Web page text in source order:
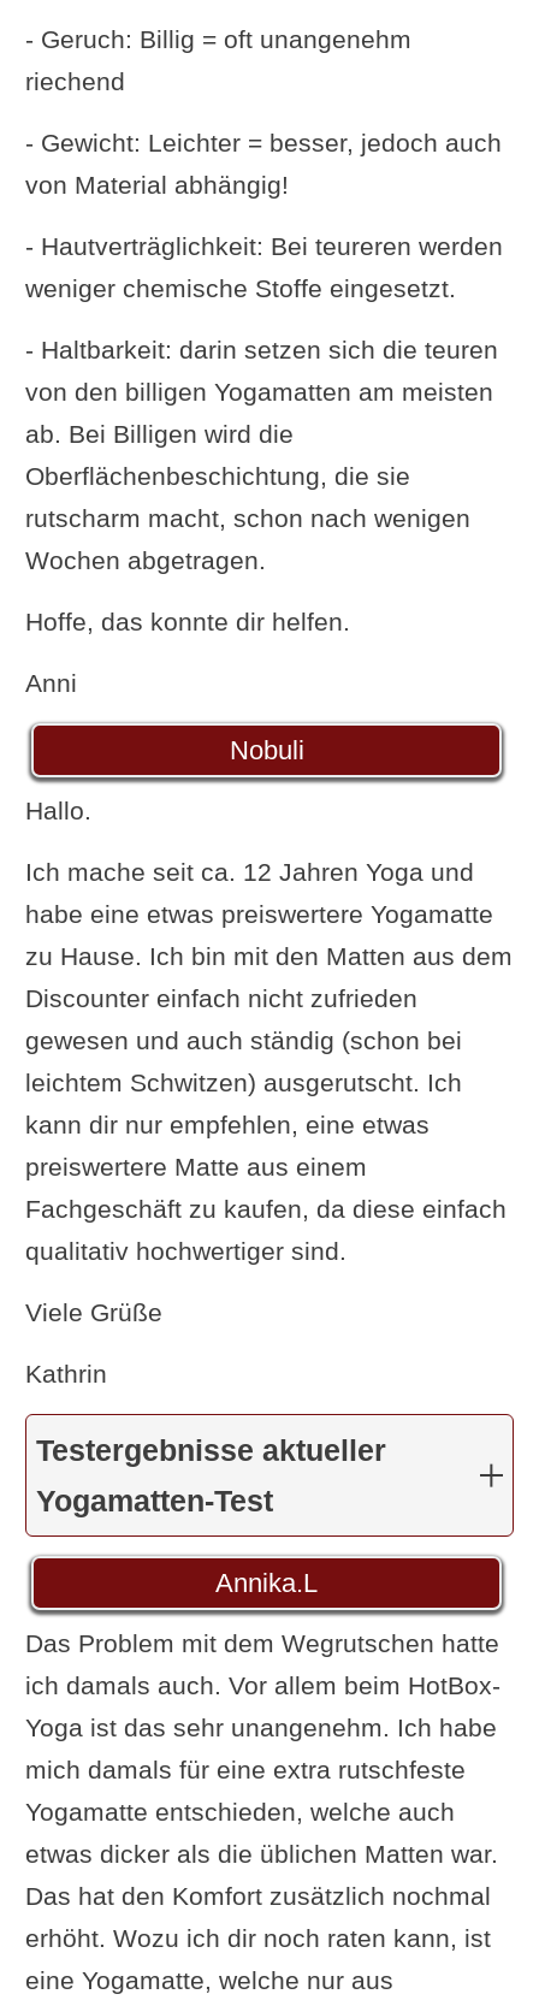
- Geruch: Billig = oft unangenehm
riechend
- Gewicht: Leichter = besser, jedoch auch
von Material abhängig!
- Hautverträglichkeit: Bei teureren werden
weniger chemische Stoffe eingesetzt.
- Haltbarkeit: darin setzen sich die teuren
von den billigen Yogamatten am meisten
ab. Bei Billigen wird die
Oberflächenbeschichtung, die sie
rutscharm macht, schon nach wenigen
Wochen abgetragen.
Hoffe, das konnte dir helfen.
Anni
Nobuli
Hallo.
Ich mache seit ca. 12 Jahren Yoga und
habe eine etwas preiswertere Yogamatte
zu Hause. Ich bin mit den Matten aus dem
Discounter einfach nicht zufrieden
gewesen und auch ständig (schon bei
leichtem Schwitzen) ausgerutscht. Ich
kann dir nur empfehlen, eine etwas
preiswertere Matte aus einem
Fachgeschäft zu kaufen, da diese einfach
qualitativ hochwertiger sind.
Viele Grüße
Kathrin
Testergebnisse aktueller
Yogamatten-Test
Annika.L
Das Problem mit dem Wegrutschen hatte
ich damals auch. Vor allem beim HotBox-
Yoga ist das sehr unangenehm. Ich habe
mich damals für eine extra rutschfeste
Yogamatte entschieden, welche auch
etwas dicker als die üblichen Matten war.
Das hat den Komfort zusätzlich nochmal
erhöht. Wozu ich dir noch raten kann, ist
eine Yogamatte, welche nur aus